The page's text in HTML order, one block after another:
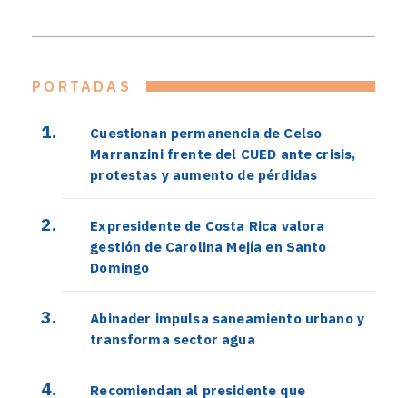
PORTADAS
Cuestionan permanencia de Celso
Marranzini frente del CUED ante crisis,
protestas y aumento de pérdidas
Expresidente de Costa Rica valora
gestión de Carolina Mejía en Santo
Domingo
Abinader impulsa saneamiento urbano y
transforma sector agua
Recomiendan al presidente que